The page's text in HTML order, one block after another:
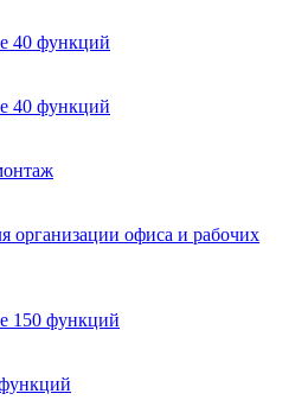
40 функций
40 функций
организации офиса и рабочих
150 функций